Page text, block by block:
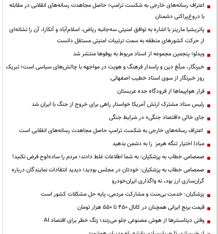
اعتراف رسانه‌های خارجی به شکست ترامپ؛ حاصل مجاهدت رسانه‌های انقلابی در مقابله
با دروغ‌پراکنی دشمنان
پاتریشیا مارینز با اشاره به توافق امنیتی سه‌جانبه ریاض، اسلام‌آباد و آنکارا، آن را نشانه‌ای
از حرکت کشورهای منطقه به سمت ترتیبات امنیتی مستقل دانست
ویدئو؛ پنجمین مجموعه از اسناد مربوط به یوفوها منتشر شد
خبرنگار، مبلّغ دین و پاسدار فرهنگ و هویت در مواجهه با چالش‌های سیاسی است؛ تبریک
روز خبرنگار از سوی استاد خطیب اصفهانی.
فرار هواپیماها از فرودگاه جده عربستان
رئیس ستاد مشترک ارتش آمریکا خواستار راهی برای خروج از جنگ با ایران شد
جای خالی «اقتصاد جنگی» در شرایط جنگی
اعتراف رسانه‌های خارجی به شکست ترامپ حاصل مجاهدت رسانه‌های انقلابی است
مبادا اختیار تنگه هرمز را به دشمن بدهید
صمصامی خطاب به پزشکیان: به شما اطلاعات غلط دادند؛ مردم را ساده‌لوح فرض نکنید!
صمصامی خطاب به پزشکیان: خودتان در مجلس بودید؛ دیدید انتقادات نمایندگان درباره
گران‌سازی ارز بود، نه واگذاری ایران‌خودرو
پزشکیان: خدمت بی‌منت و مشارکت مردمی، پایه حل مشکلات کشور است
قیمت‌ برنج ایرانی همچنان در کانال ۴۵۰ تا ۵۵۰ هزار تومان
وقتی دیتاسنترها از هوش مصنوعی جلو می‌زنند؛ زنگ خطر برای اقتصاد AI